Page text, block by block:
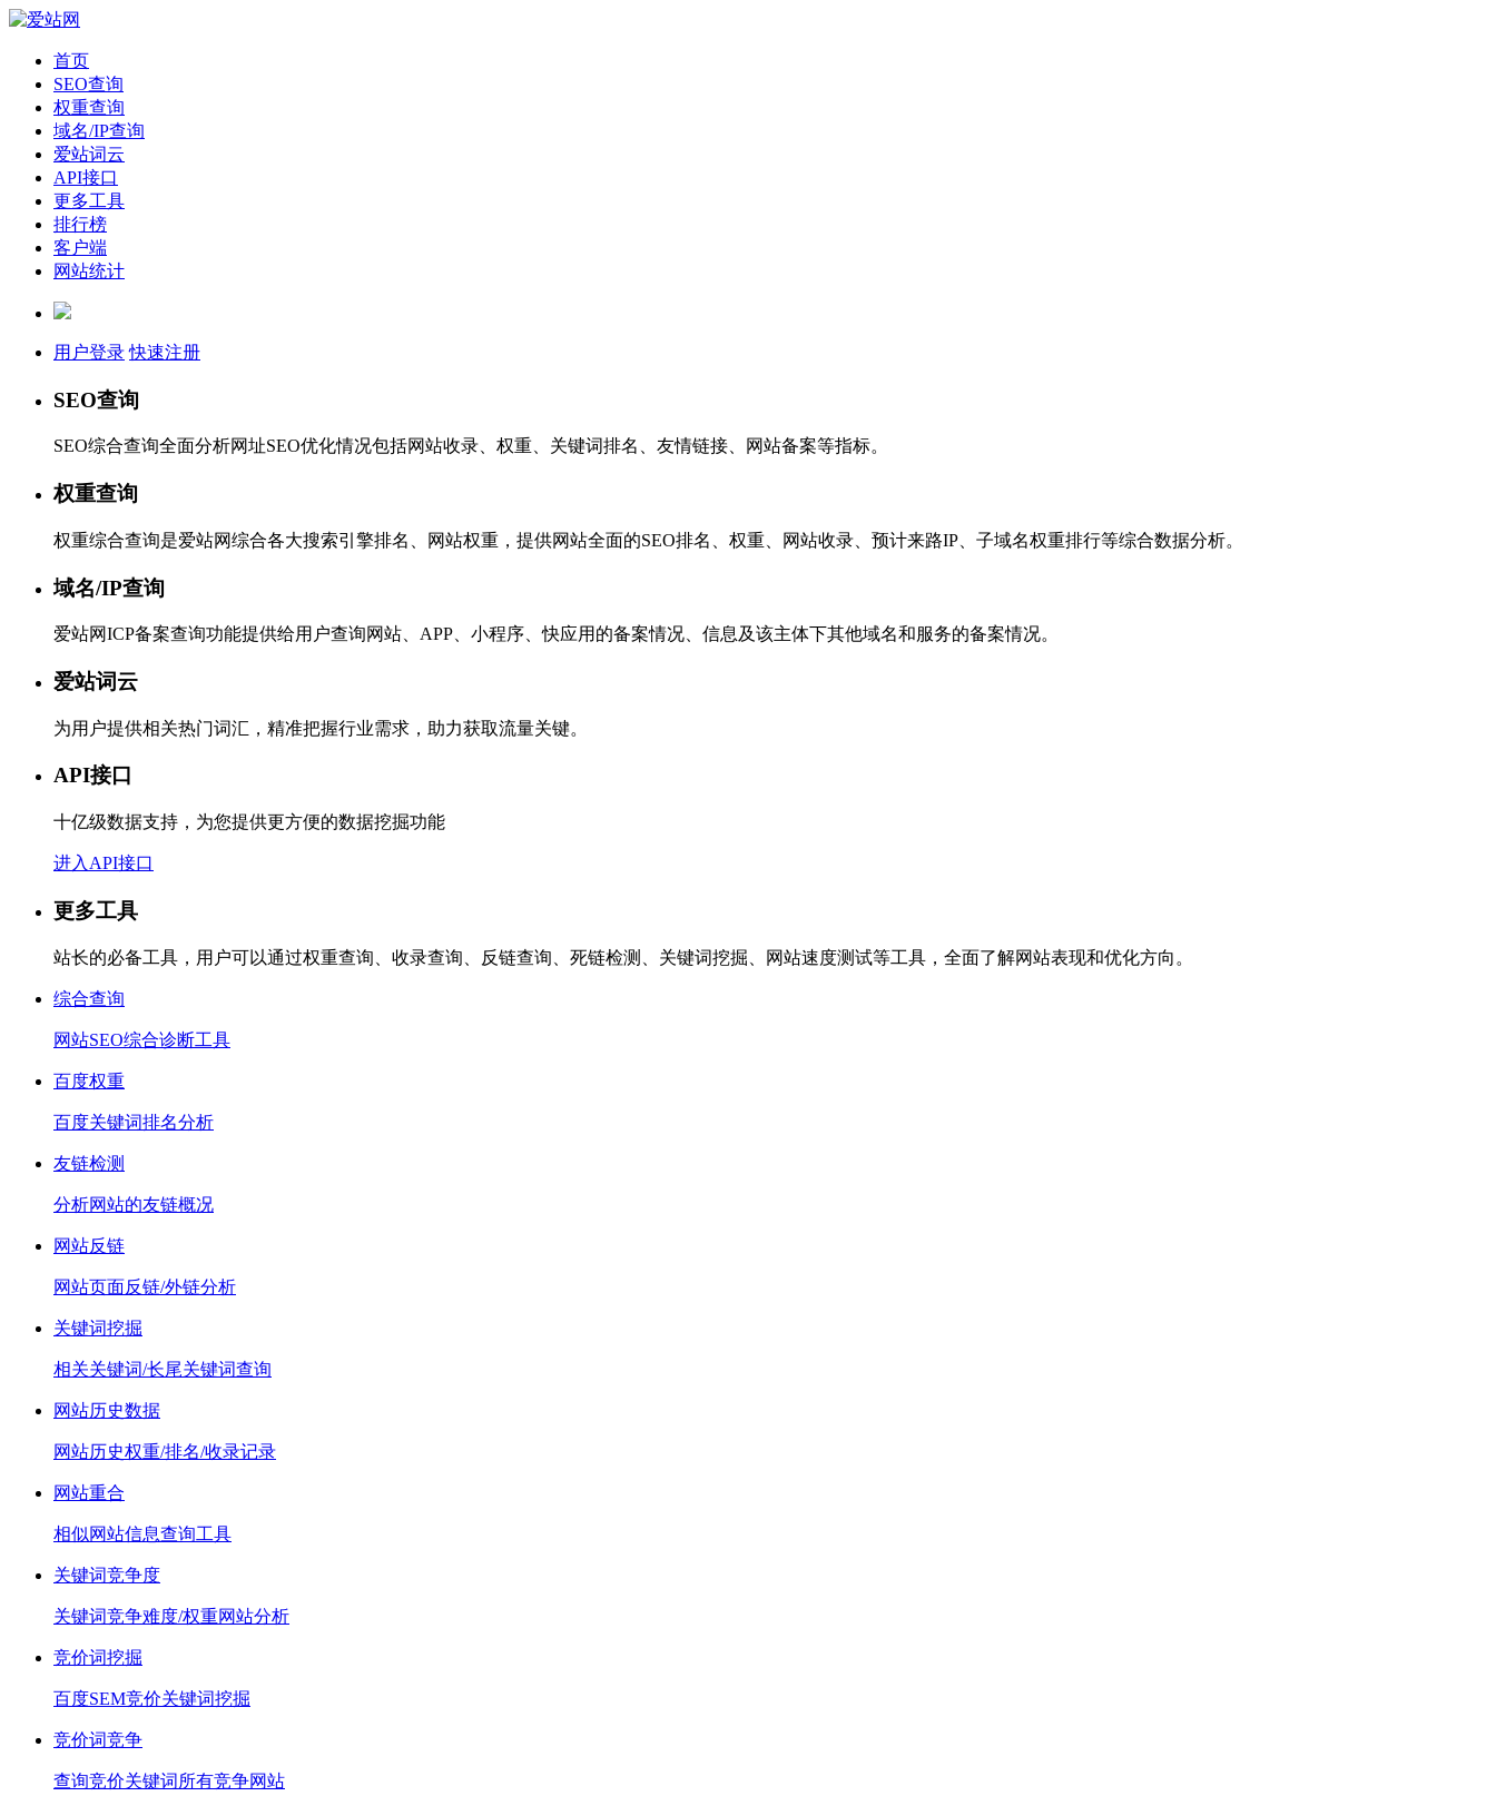
首页
SEO查询
权重查询
域名/IP查询
爱站词云
API接口
更多工具
排行榜
客户端
网站统计
用户登录 快速注册
SEO查询
SEO综合查询全面分析网址SEO优化情况包括网站收录、权重、关键词排名、友情链接、网站备案等指标。
权重查询
权重综合查询是爱站网综合各大搜索引擎排名、网站权重，提供网站全面的SEO排名、权重、网站收录、预计来路IP、子域名权重排行等综合数据分析。
域名/IP查询
爱站网ICP备案查询功能提供给用户查询网站、APP、小程序、快应用的备案情况、信息及该主体下其他域名和服务的备案情况。
爱站词云
为用户提供相关热门词汇，精准把握行业需求，助力获取流量关键。
API接口
十亿级数据支持，为您提供更方便的数据挖掘功能
进入API接口
更多工具
站长的必备工具，用户可以通过权重查询、收录查询、反链查询、死链检测、关键词挖掘、网站速度测试等工具，全面了解网站表现和优化方向。
综合查询
网站SEO综合诊断工具
百度权重
百度关键词排名分析
友链检测
分析网站的友链概况
网站反链
网站页面反链/外链分析
关键词挖掘
相关关键词/长尾关键词查询
网站历史数据
网站历史权重/排名/收录记录
网站重合
相似网站信息查询工具
关键词竞争度
关键词竞争难度/权重网站分析
竞价词挖掘
百度SEM竞价关键词挖掘
竞价词竞争
查询竞价关键词所有竞争网站